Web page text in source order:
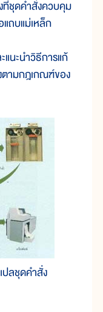
ชุดคำสั่งควบคุม
แถบแม่เหล็ก
ะนำวิธีการแก้
ตามกฎเกณฑ์ของ
ลชุดคำสั่ง